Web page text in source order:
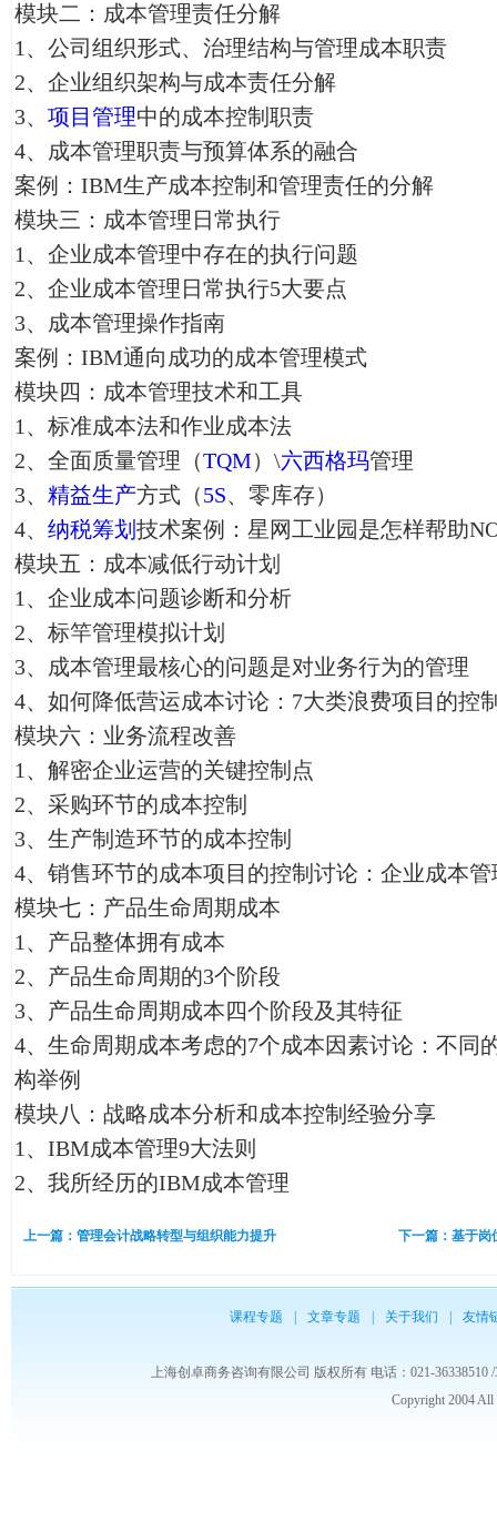
模块二：成本管理责任分解
1、公司组织形式、治理结构与管理成本职责
2、企业组织架构与成本责任分解
3、 项目管理中的成本控制职责
4、成本管理职责与预算体系的融合
案例：IBM生产成本控制和管理责任的分解
模块三：成本管理日常执行
1、企业成本管理中存在的执行问题
2、企业成本管理日常执行5大要点
3、成本管理操作指南
案例：IBM通向成功的成本管理模式
模块四：成本管理技术和工具
1、标准成本法和作业成本法
2、全面质量管理（TQM）\六西格玛管理
3、 精益生产方式（5S、零库存）
4、 纳税筹划 技术案例：星网工业园是怎样帮助
模块五：成本减低行动计划
1、企业成本问题诊断和分析
2、标竿管理模拟计划
3、成本管理最核心的问题是对业务行为的管理
4、如何降低营运成本讨论：7大类浪费项目的控
模块六：业务流程改善
1、解密企业运营的关键控制点
2、采购环节的成本控制
3、生产制造环节的成本控制
4、销售环节的成本项目的控制讨论：企业成本
模块七：产品生命周期成本
1、产品整体拥有成本
2、产品生命周期的3个阶段
3、产品生命周期成本四个阶段及其特征
4、生命周期成本考虑的7个成本因素讨论：不同
构举例
模块八：战略成本分析和成本控制经验分享
1、IBM成本管理9大法则
2、我所经历的IBM成本管理
上一篇：管理会计战略转型与组织能力提升 下一篇：基于岗
课程专题 文章专题 关于我们 友情
上海创卓商务咨询有限公司 版权所有 电话：021-36338510 /
Copyright 2004 All